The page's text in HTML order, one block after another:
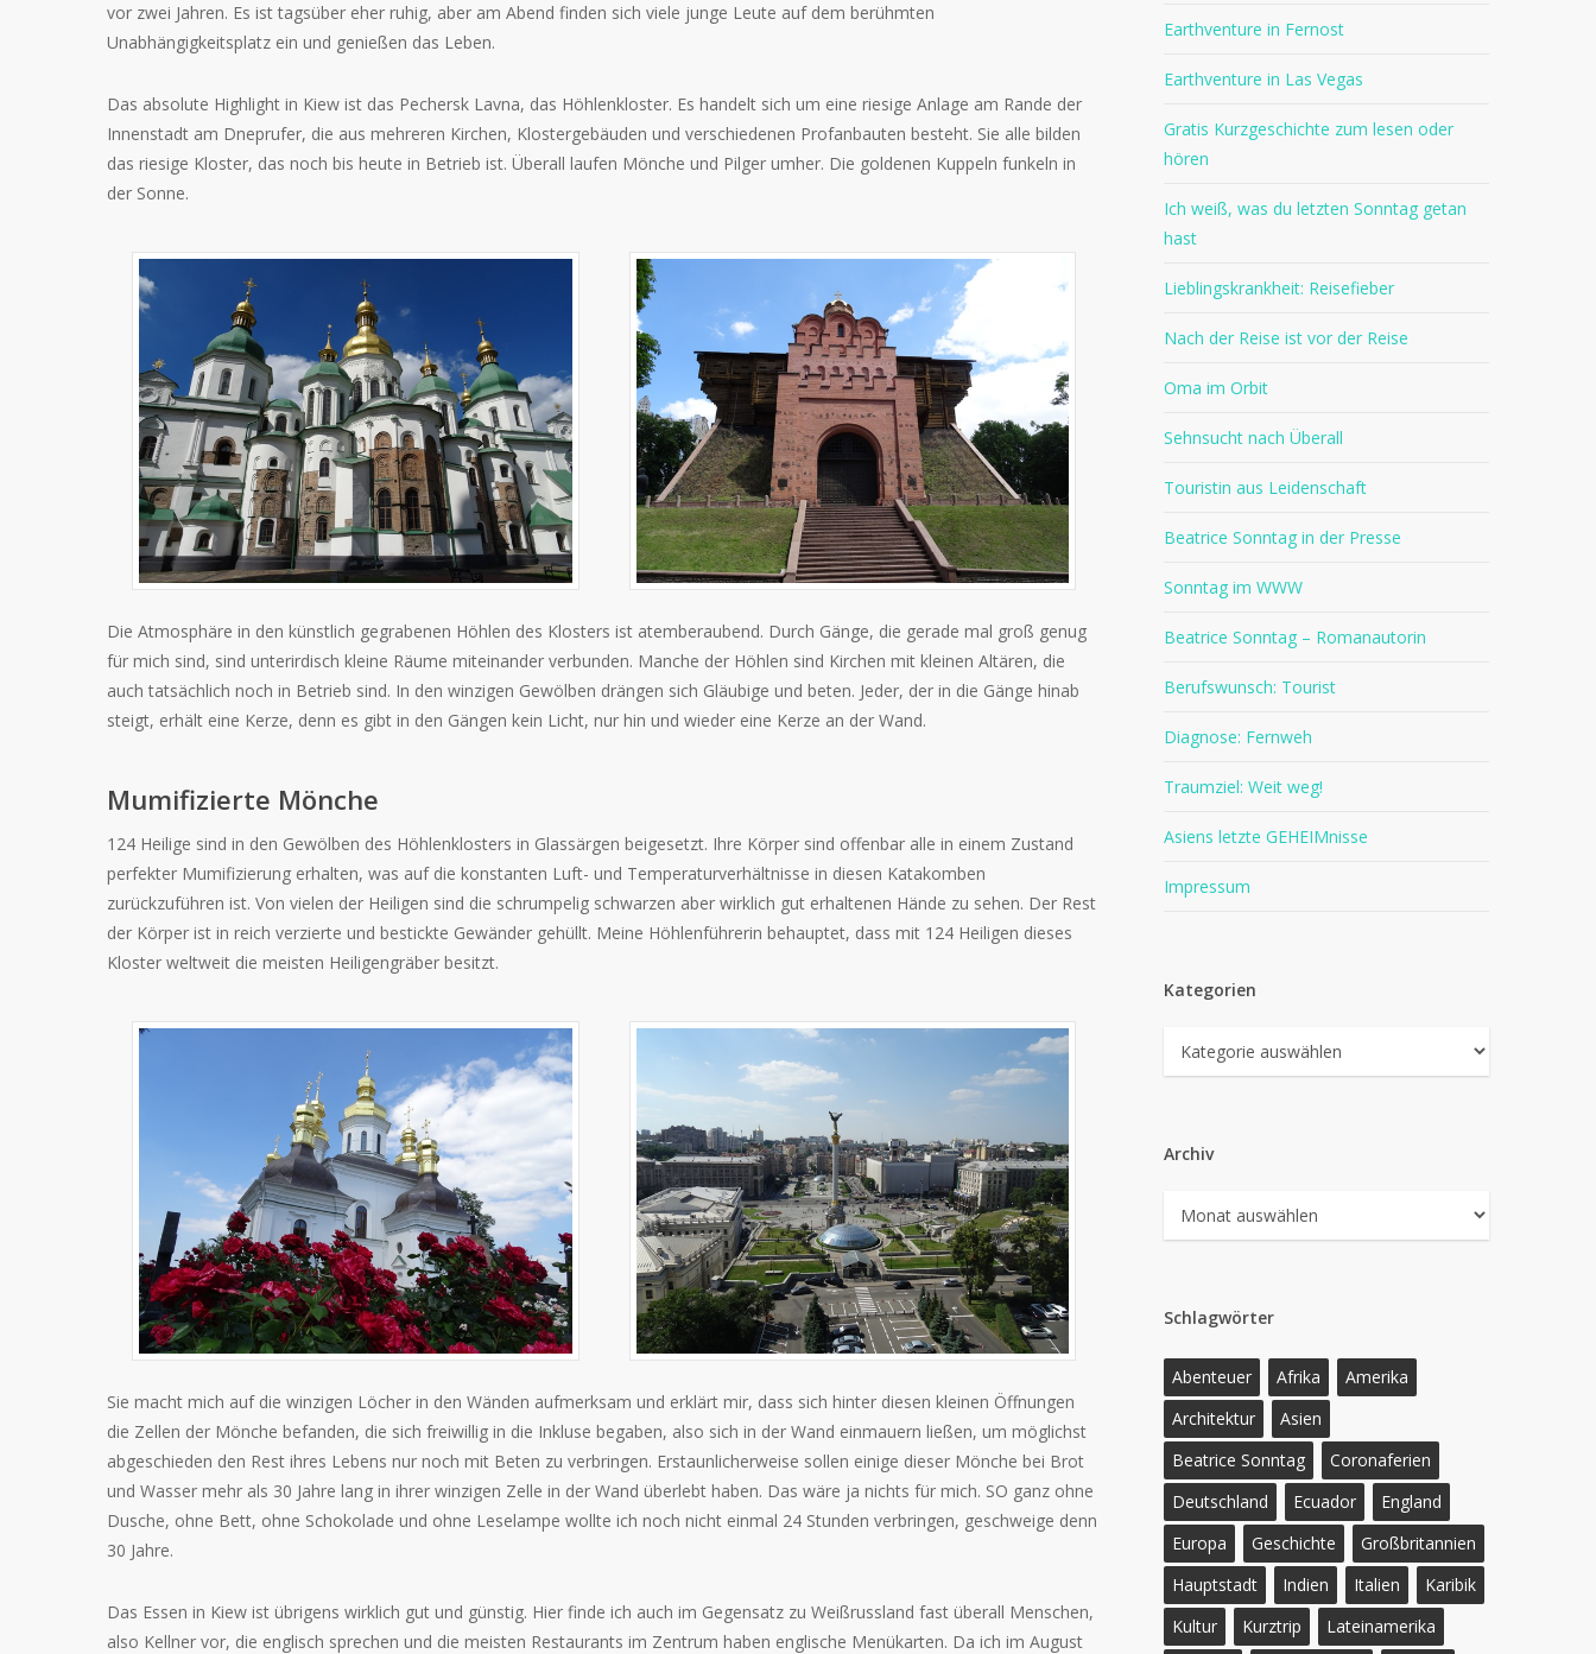
vor zwei Jahren. Es ist tagsüber eher ruhig, aber am Abend finden sich viele junge Leute auf dem berühmten
Unabhängigkeitsplatz ein und genießen das Leben.
Das absolute Highlight in Kiew ist das Pechersk Lavna, das Höhlenkloster. Es handelt sich um eine riesige Anlage am Rande der
Innenstadt am Dneprufer, die aus mehreren Kirchen, Klostergebäuden und verschiedenen Profanbauten besteht. Sie alle bilden
das riesige Kloster, das noch bis heute in Betrieb ist. Überall laufen Mönche und Pilger umher. Die goldenen Kuppeln funkeln in
der Sonne.
Die Atmosphäre in den künstlich gegrabenen Höhlen des Klosters ist atemberaubend. Durch Gänge, die gerade mal groß genug
für mich sind, sind unterirdisch kleine Räume miteinander verbunden. Manche der Höhlen sind Kirchen mit kleinen Altären, die
auch tatsächlich noch in Betrieb sind. In den winzigen Gewölben drängen sich Gläubige und beten. Jeder, der in die Gänge hinab
steigt, erhält eine Kerze, denn es gibt in den Gängen kein Licht, nur hin und wieder eine Kerze an der Wand.
Mumifizierte Mönche
124 Heilige sind in den Gewölben des Höhlenklosters in Glassärgen beigesetzt. Ihre Körper sind offenbar alle in einem Zustand
perfekter Mumifizierung erhalten, was auf die konstanten Luft- und Temperaturverhältnisse in diesen Katakomben
zurückzuführen ist. Von vielen der Heiligen sind die schrumpelig schwarzen aber wirklich gut erhaltenen Hände zu sehen. Der Rest
der Körper ist in reich verzierte und bestickte Gewänder gehüllt. Meine Höhlenführerin behauptet, dass mit 124 Heiligen dieses
Kloster weltweit die meisten Heiligengräber besitzt.
Sie macht mich auf die winzigen Löcher in den Wänden aufmerksam und erklärt mir, dass sich hinter diesen kleinen Öffnungen
die Zellen der Mönche befanden, die sich freiwillig in die Inkluse begaben, also sich in der Wand einmauern ließen, um möglichst
abgeschieden den Rest ihres Lebens nur noch mit Beten zu verbringen. Erstaunlicherweise sollen einige dieser Mönche bei Brot
und Wasser mehr als 30 Jahre lang in ihrer winzigen Zelle in der Wand überlebt haben. Das wäre ja nichts für mich. SO ganz ohne
Dusche, ohne Bett, ohne Schokolade und ohne Leselampe wollte ich noch nicht einmal 24 Stunden verbringen, geschweige denn
30 Jahre.
Das Essen in Kiew ist übrigens wirklich gut und günstig. Hier finde ich auch im Gegensatz zu Weißrussland fast überall Menschen,
also Kellner vor, die englisch sprechen und die meisten Restaurants im Zentrum haben englische Menükarten. Da ich im August
Earthventure in Fernost
Earthventure in Las Vegas
Gratis Kurzgeschichte zum lesen oder
hören
Ich weiß, was du letzten Sonntag getan
hast
Lieblingskrankheit: Reisefieber
Nach der Reise ist vor der Reise
Oma im Orbit
Sehnsucht nach Überall
Touristin aus Leidenschaft
Beatrice Sonntag in der Presse
Sonntag im WWW
Beatrice Sonntag – Romanautorin
Berufswunsch: Tourist
Diagnose: Fernweh
Traumziel: Weit weg!
Asiens letzte GEHEIMnisse
Impressum
Kategorien
Kategorien
Archiv
Archiv
Schlagwörter
Abenteuer Afrika
Amerika
Architektur
Asien
Beatrice Sonntag
Coronaferien
Deutschland
Ecuador
England
Europa
Geschichte
Großbritannien
Hauptstadt
Indien Italien
Karibik
Kultur
Kurztrip
Lateinamerika